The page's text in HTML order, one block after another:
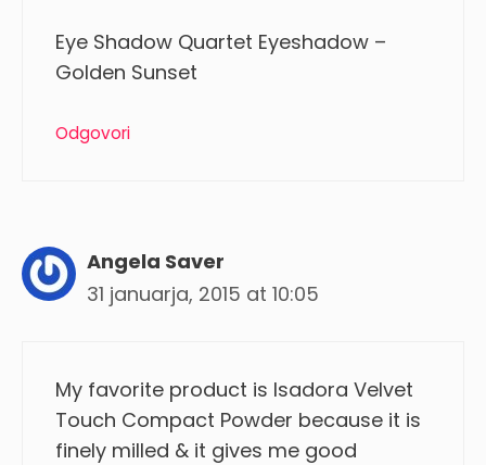
Eye Shadow Quartet Eyeshadow –
Golden Sunset
Odgovori
Angela Saver
31 januarja, 2015 at 10:05
My favorite product is Isadora Velvet
Touch Compact Powder because it is
finely milled & it gives me good